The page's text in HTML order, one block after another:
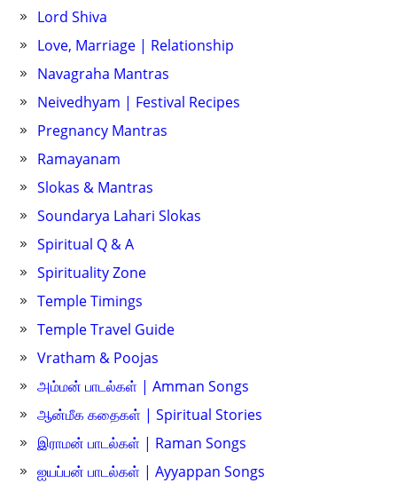
Lord Shiva
Love, Marriage | Relationship
Navagraha Mantras
Neivedhyam | Festival Recipes
Pregnancy Mantras
Ramayanam
Slokas & Mantras
Soundarya Lahari Slokas
Spiritual Q & A
Spirituality Zone
Temple Timings
Temple Travel Guide
Vratham & Poojas
அம்மன் பாடல்கள் | Amman Songs
ஆன்மீக கதைகள் | Spiritual Stories
இராமன் பாடல்கள் | Raman Songs
ஐயப்பன் பாடல்கள் | Ayyappan Songs